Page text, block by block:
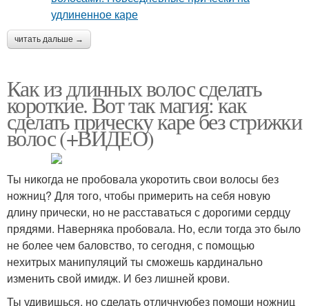
читать дальше →
Как из длинных волос сделать
короткие. Вот так магия: как
сделать прическу каре без стрижки
волос (+ВИДЕО)
Ты никогда не пробовала укоротить свои волосы без
ножниц? Для того, чтобы примерить на себя новую
длину прически, но не расставаться с дорогими сердцу
прядями. Наверняка пробовала. Но, если тогда это было
не более чем баловство, то сегодня, с помощью
нехитрых манипуляций ты сможешь кардинально
изменить свой имидж. И без лишней крови.
Ты удивишься, но сделать отличнуюбез помощи ножниц